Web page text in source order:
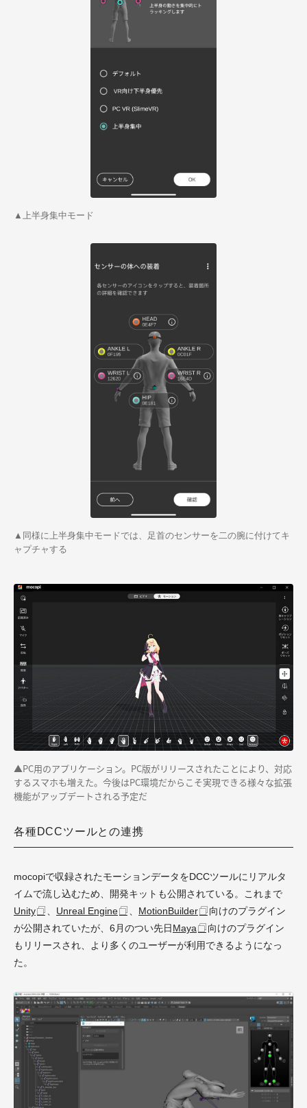
▲上半身集中モード
▲同様に上半身集中モードでは、足首のセンサーを二の腕に付けてキ
ャプチャする
▲PC用のアプリケーション。PC版がリリースされたことにより、対応
するスマホも増えた。今後はPC環境だからこそ実現できる様々な拡張
機能がアップデートされる予定だ
各種DCCツールとの連携
mocopiで収録されたモーションデータをDCCツールにリアルタ
イムで流し込むため、開発キットも公開されている。これまで
Unity
Unreal Engine MotionBuilder
向けのプラグイン
が公開されていたが、6月のつい先日Maya
向けのプラグイン
もリリースされ、より多くのユーザーが利用できるようになっ
た。